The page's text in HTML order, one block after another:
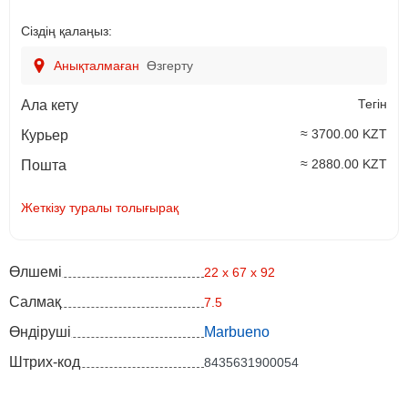
Сіздің қалаңыз:
Анықталмаған Өзгерту
Ала кету Тегін
Курьер ≈ 3700.00 KZT
Пошта ≈ 2880.00 KZT
Жеткізу туралы толығырақ
Өлшемі 22 x 67 x 92
Салмақ 7.5
Өндіруші
Marbueno
Штрих-код
8435631900054